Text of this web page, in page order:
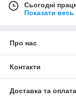
Сьогодні
Показати
Про нас
Контакти
Доставка та оплата